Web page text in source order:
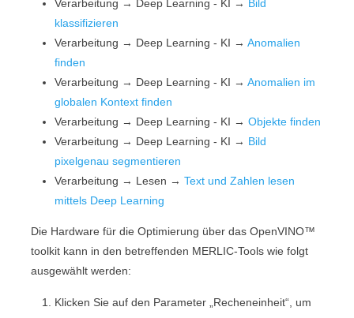
Verarbeitung → Deep Learning - KI → Bild
klassifizieren
Verarbeitung → Deep Learning - KI →Anomalien
finden
Verarbeitung → Deep Learning - KI →Anomalien im
globalen Kontext finden
Verarbeitung → Deep Learning - KI →Objekte finden
Verarbeitung → Deep Learning - KI → Bild
pixelgenau segmentieren
Verarbeitung → Lesen →Text und Zahlen lesen
mittels Deep Learning
Die Hardware für die Optimierung über dasOpenVINO™
toolkit kann in den betreffenden MERLIC-Tools wie folgt
ausgewählt werden:
Klicken Sie auf den Parameter „ Recheneinheit“, um